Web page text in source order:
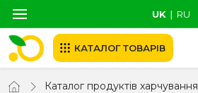
UK ∣ RU
КАТАЛОГ ТОВАРІВ
Каталог продуктів харчування